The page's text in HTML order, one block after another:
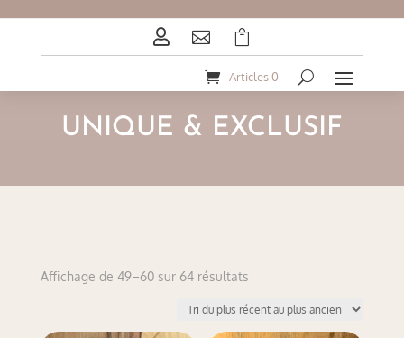
  
Articles 0
UNIQUE & EXCLUSIF
Affichage de 49–60 sur 64 résultatsTrié
plus
récent